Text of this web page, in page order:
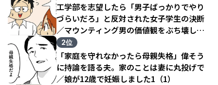
工学部を志望したら「男子ばっかりでやり
づらいだろ」と反対された女子学生の決断
／マウンティング男の価値観をぶち壊した
結果（1）
2位
「家庭を守れなかったら母親失格」偉そう
に持論を語る夫。家のことは妻に丸投げで
／娘が12歳で妊娠しました1（1）